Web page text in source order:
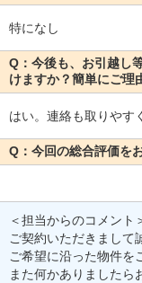
特になし
Q：今後も、お引越し
けますか？簡単にご理
はい。連絡も取りやす
Q：今回の総合評価を
＜担当からのコメント
ご契約いただきまして
ご希望に沿った物件を
また何かありましたら